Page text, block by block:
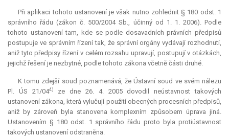
Při aplikaci tohoto ustanovení je však nutno zohlednit § 180 odst. 1
správního řádu (zákon č. 500/2004 Sb., účinný od 1. 1. 2006). Podle
tohoto ustanovení tam, kde se podle dosavadních právních předpisů
postupuje ve správním řízení tak, že správní orgány vydávají rozhodnutí,
aniž tyto předpisy řízení v celém rozsahu upravují, postupují v otázkách,
jejichž řešení je nezbytné, podle tohoto zákona včetně části druhé.
K tomu zdejší soud poznamenává, že Ústavní soud ve svém nálezu
Pl. ÚS 21/044)
ze dne 26. 4. 2005 dovodil neústavnost takových
ustanovení zákona, která vylučují použití obecných procesních předpisů,
aniž by zároveň byla stanovena komplexním způsobem úprava jiná.
Ustanovením § 180 odst. 1 správního řádu proto byla protiústavnost
takových ustanovení odstraněna.